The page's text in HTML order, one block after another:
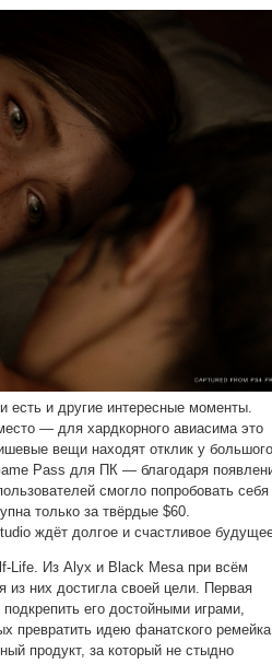
есть и другие интересные моменты.
— для хардкорного авиасима это
вещи находят отклик у большого
Pass для ПК — благодаря
смогло попробовать себя
только за твёрдые $60.
ждёт долгое и счастливое
Life. Из Alyx и Black Mesa при всём
них достигла своей цели. Первая
его достойными играми,
превратить идею фанатского ремейка
продукт, за который не стыдно